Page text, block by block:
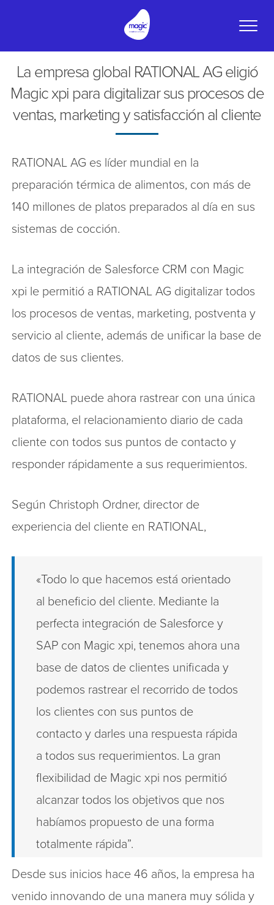
Toggle
La empresa global RATIONAL AG eligió
Magic xpi para digitalizar sus procesos de
ventas, marketing y satisfacción al cliente
RATIONAL AG es líder mundial en la
preparación térmica de alimentos, con más de
140 millones de platos preparados al día en sus
sistemas de cocción.
La integración de Salesforce CRM con Magic
xpi le permitió a RATIONAL AG digitalizar todos
los procesos de ventas, marketing, postventa y
servicio al cliente, además de unificar la base de
datos de sus clientes.
RATIONAL puede ahora rastrear con una única
plataforma, el relacionamiento diario de cada
cliente con todos sus puntos de contacto y
responder rápidamente a sus requerimientos.
Según Christoph Ordner, director de
experiencia del cliente en RATIONAL,
«Todo lo que hacemos está orientado
al beneficio del cliente. Mediante la
perfecta integración de Salesforce y
SAP con Magic xpi, tenemos ahora una
base de datos de clientes unificada y
podemos rastrear el recorrido de todos
los clientes con sus puntos de
contacto y darles una respuesta rápida
a todos sus requerimientos. La gran
flexibilidad de Magic xpi nos permitió
alcanzar todos los objetivos que nos
habíamos propuesto de una forma
totalmente rápida”.
Desde sus inicios hace 46 años, la empresa ha
venido innovando de una manera muy sólida y